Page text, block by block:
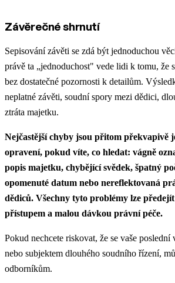
Závěrečné shrnutí
Sepisování závěti se zdá být jednoduchou
právě ta „jednoduchost" vede lidi k tomu, že
bez dostatečné pozornosti k detailům.
neplatné závěti, soudní spory mezi dědici,
ztráta majetku.
Nejčastější chyby jsou přitom překvapivě
opravení, pokud víte, co hledat: vágně
popis majetku, chybějící svědek, špatný
opomenuté datum nebo nereflektovaná
dědiců. Všechny tyto problémy lze
přístupem a malou dávkou právní péče.
Pokud nechcete riskovat, že se vaše poslední
nebo subjektem dlouhého soudního řízení,
odborníkům.